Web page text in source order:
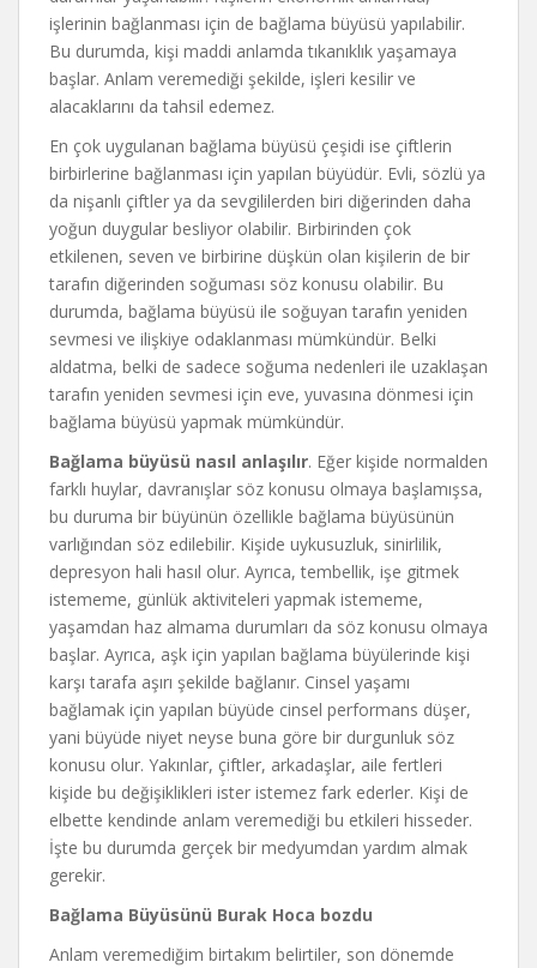
işlerinin bağlanması için de bağlama büyüsü yapılabilir.
Bu durumda, kişi maddi anlamda tıkanıklık yaşamaya
başlar. Anlam veremediği şekilde, işleri kesilir ve
alacaklarını da tahsil edemez.
En çok uygulanan bağlama büyüsü çeşidi ise çiftlerin
birbirlerine bağlanması için yapılan büyüdür. Evli, sözlü ya
da nişanlı çiftler ya da sevgililerden biri diğerinden daha
yoğun duygular besliyor olabilir. Birbirinden çok
etkilenen, seven ve birbirine düşkün olan kişilerin de bir
tarafın diğerinden soğuması söz konusu olabilir. Bu
durumda, bağlama büyüsü ile soğuyan tarafın yeniden
sevmesi ve ilişkiye odaklanması mümkündür. Belki
aldatma, belki de sadece soğuma nedenleri ile uzaklaşan
tarafın yeniden sevmesi için eve, yuvasına dönmesi için
bağlama büyüsü yapmak mümkündür.
Bağlama büyüsü nasıl anlaşılır. Eğer kişide normalden
farklı huylar, davranışlar söz konusu olmaya başlamışsa,
bu duruma bir büyünün özellikle bağlama büyüsünün
varlığından söz edilebilir. Kişide uykusuzluk, sinirlilik,
depresyon hali hasıl olur. Ayrıca, tembellik, işe gitmek
istememe, günlük aktiviteleri yapmak istememe,
yaşamdan haz almama durumları da söz konusu olmaya
başlar. Ayrıca, aşk için yapılan bağlama büyülerinde kişi
karşı tarafa aşırı şekilde bağlanır. Cinsel yaşamı
bağlamak için yapılan büyüde cinsel performans düşer,
yani büyüde niyet neyse buna göre bir durgunluk söz
konusu olur. Yakınlar, çiftler, arkadaşlar, aile fertleri
kişide bu değişiklikleri ister istemez fark ederler. Kişi de
elbette kendinde anlam veremediği bu etkileri hisseder.
İşte bu durumda gerçek bir medyumdan yardım almak
gerekir.
Bağlama Büyüsünü Burak Hoca bozdu
Anlam veremediğim birtakım belirtiler, son dönemde